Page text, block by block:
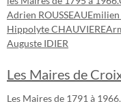
Adrien ROUSSEAUEmilien
Hippolyte CHAUVIERE
Auguste IDIER
Les Maires de
Les Maires de 1791 à 1966.